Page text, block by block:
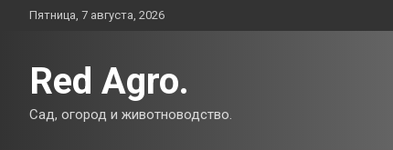
ПерейтиПятница, 7 августа, 2026
Red Agro.
Сад, огород и животноводство.